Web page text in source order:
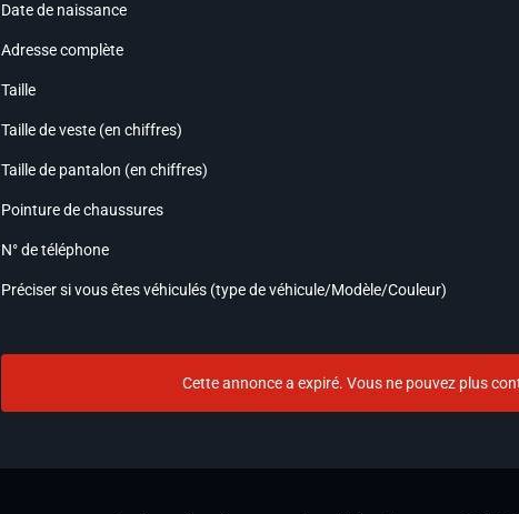
Date de naissance
Adresse complète
Taille
Taille de veste (en chiffres)
Taille de pantalon (en chiffres)
Pointure de chaussures
N° de téléphone
Préciser si vous êtes véhiculés (type de véhicule/Modèle/Couleur)
Cette annonce a expiré. Vous ne pouvez plus